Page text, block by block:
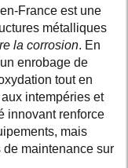
France est une
métalliques
la corrosion. En
enrobage de
tout en
intempéries et
innovant renforce
mais
maintenance sur